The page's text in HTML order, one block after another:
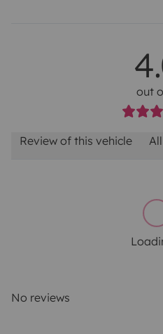
out
Review of this vehicle
No reviews